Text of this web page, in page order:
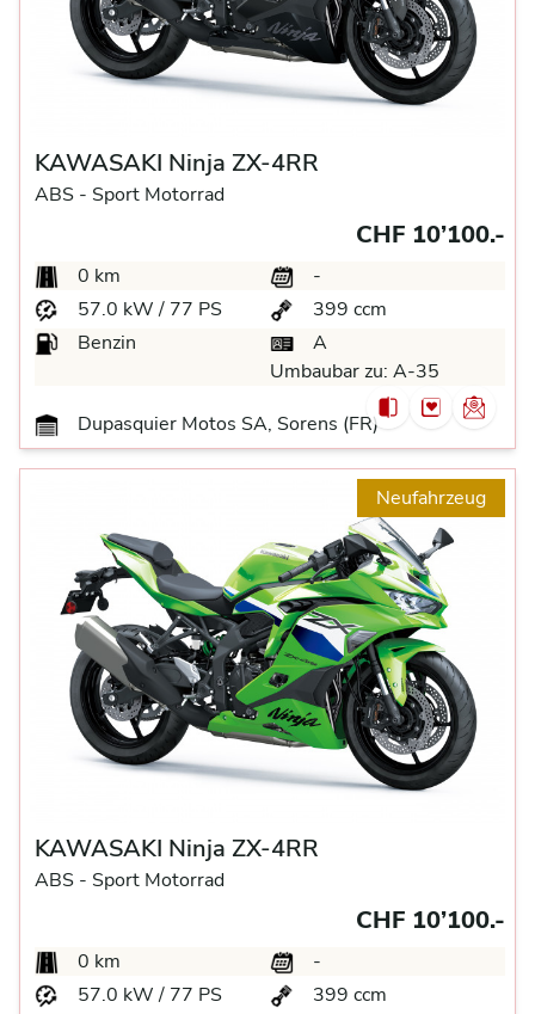
KAWASAKI Ninja ZX-4RR
ABS - Sport Motorrad
CHF 10’100.-
0 km
-
57.0 kW / 77 PS
399 ccm
Benzin
A
Umbaubar zu: A-35
Dupasquier Motos SA, Sorens (FR)
Neufahrzeug
KAWASAKI Ninja ZX-4RR
ABS - Sport Motorrad
CHF 10’100.-
0 km
-
57.0 kW / 77 PS
399 ccm